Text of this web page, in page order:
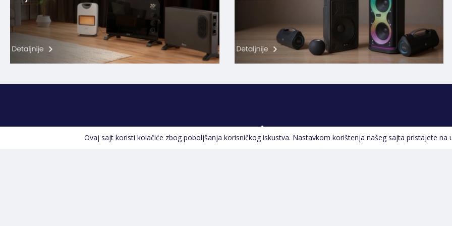
Pratite nas
Ovaj sajt koristi kolačiće zbog poboljšanja korisničkog iskustva. Nastavkom korištenja našeg sajta pristajete na